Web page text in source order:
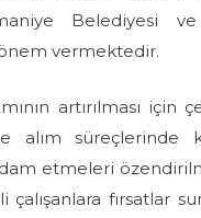
Belediyesi
vermektedir.
artırılması için
alım süreçlerinde
etmeleri
fırsatlar